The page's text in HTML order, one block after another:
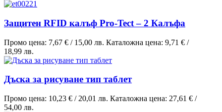
Защитен RFID калъф Pro-Tect – 2 Калъфа
Промо цена: 7,67 € / 15,00 лв. Каталожна цена: 9,71 € /
18,99 лв.
Дъска за рисуване тип таблет
Промо цена: 10,23 € / 20,01 лв. Каталожна цена: 27,61 € /
54,00 лв.